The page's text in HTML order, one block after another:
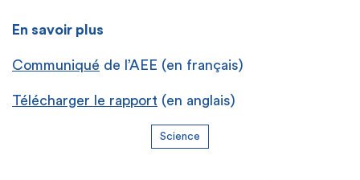
En savoir plus
Communiqué de l’AEE (en français)
Télécharger le rapport (en anglais)
Science